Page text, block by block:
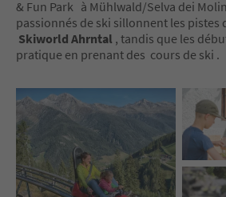
& Fun Park à Mühlwald/Selva dei
passionnés de ski sillonnent les pistes
Skiworld Ahrntal , tandis que les
pratique en prenant des cours de ski .